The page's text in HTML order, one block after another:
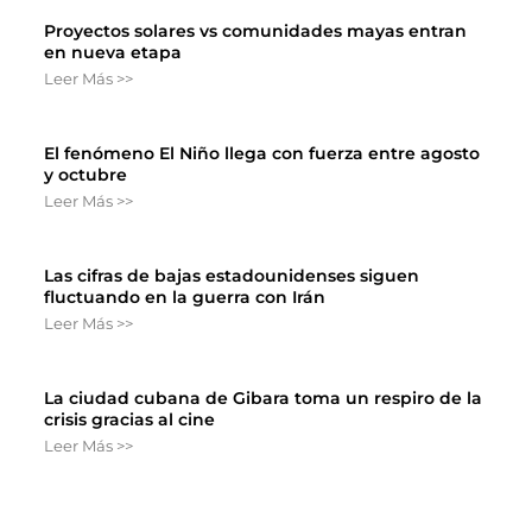
Proyectos solares vs comunidades mayas entran
en nueva etapa
Leer Más >>
El fenómeno El Niño llega con fuerza entre agosto
y octubre
Leer Más >>
Las cifras de bajas estadounidenses siguen
fluctuando en la guerra con Irán
Leer Más >>
La ciudad cubana de Gibara toma un respiro de la
crisis gracias al cine
Leer Más >>